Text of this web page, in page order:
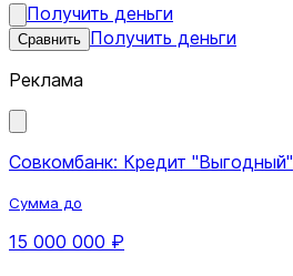
Получить деньги
Сравнить Получить деньги
Реклама
Совкомбанк: Кредит "Выгодный"
Сумма до
15 000 000 ₽